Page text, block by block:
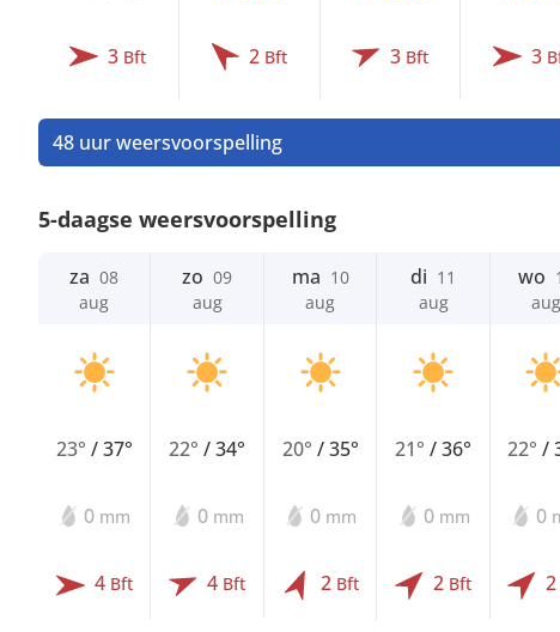
3 Bft 2 Bft 3 Bft 3
48 uur weersvoorspelling
5-daagse weersvoorspelling
za 08
aug
23° /37°
0 mm
4 Bft
zo 09
aug
22°/34°
0 mm
4 Bft
ma 10
aug
20° /35°
0 mm
2 Bft
di 11
aug
21°/36°
0 mm
2 Bft
wo
aug
22°/
0
2